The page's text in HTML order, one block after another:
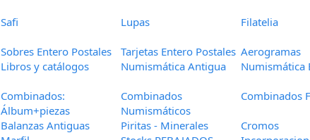
Safi Lupas Filatelia
Sobres Entero Postales Tarjetas Entero Postales Aerogramas
Libros y catálogos Numismática Antigua Numismática
Combinados:
Álbum+piezas
Combinados
Numismáticos
Combinados
Balanzas Antiguas Piritas - Minerales Cromos